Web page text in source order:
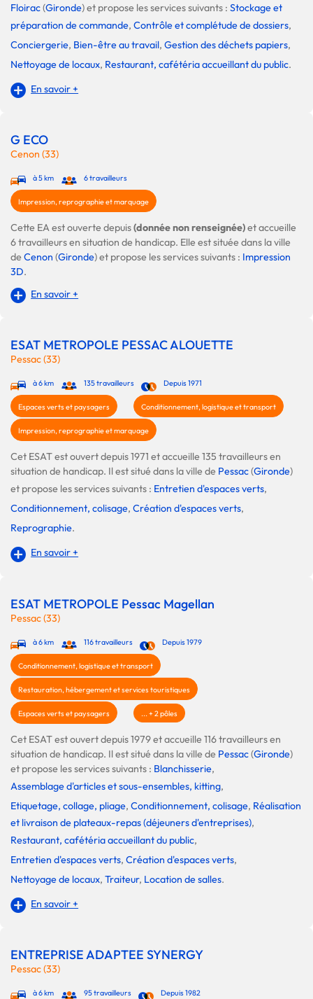
Floirac(Gironde) et propose les services suivants : Stockage et
préparation de commande, Contrôle et complétude de dossiers,
Conciergerie, Bien-être au travail, Gestion des déchets papiers,
Nettoyage de locaux, Restaurant, cafétéria accueillant du public.
En savoir +
G ECO
Cenon (33)
à 5 km 6 travailleurs
Impression, reprographie et marquage
Cette EA est ouverte depuis(donnée non renseignée)et accueille
6 travailleurs en situation de handicap. Elle est située dans la ville
deCenon (Gironde) et propose les services suivants : Impression
3D.
En savoir +
ESAT METROPOLE PESSAC ALOUETTE
Pessac (33)
à 6 km 135 travailleurs Depuis 1971
Espaces verts et paysagers Conditionnement, logistique et transport
Impression, reprographie et marquage
Cet ESAT est ouvert depuis 1971 et accueille 135 travailleurs en
situation de handicap. Il est situé dans la ville de Pessac(Gironde)
et propose les services suivants : Entretien d'espaces verts,
Conditionnement, colisage, Création d'espaces verts,
Reprographie.
En savoir +
ESAT METROPOLE Pessac Magellan
Pessac (33)
à 6 km 116 travailleurs Depuis 1979
Conditionnement, logistique et transport
Restauration, hébergement et services touristiques
Espaces verts et paysagers ... + 2 pôles
Cet ESAT est ouvert depuis 1979 et accueille 116 travailleurs en
situation de handicap. Il est situé dans la ville de Pessac(Gironde)
et propose les services suivants : Blanchisserie,
Assemblage d'articles et sous-ensembles, kitting,
Etiquetage, collage, pliage, Conditionnement, colisage, Réalisation
et livraison de plateaux-repas (déjeuners d'entreprises),
Restaurant, cafétéria accueillant du public,
Entretien d'espaces verts, Création d'espaces verts,
Nettoyage de locaux, Traiteur, Location de salles.
En savoir +
ENTREPRISE ADAPTEE SYNERGY
Pessac (33)
à 6 km 95 travailleurs Depuis 1982